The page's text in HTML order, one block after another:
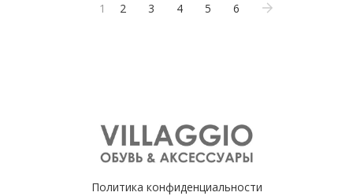
1 2 3 4 5 6
Политика конфиденциальности